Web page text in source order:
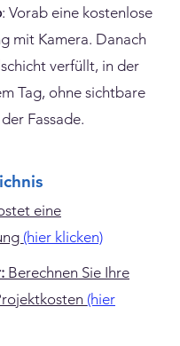
: Vorab eine kostenlose
mit Kamera. Danach
verfüllt, in der
Tag, ohne sichtbare
Fassade.
eine
(hier klicken)
Berechnen Sie Ihre
(hier